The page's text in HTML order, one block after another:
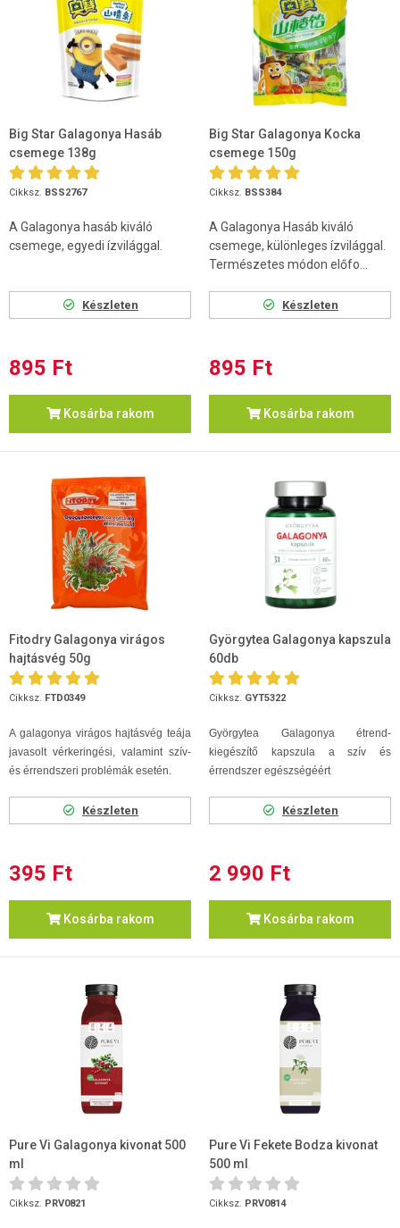
Big Star Galagonya Hasáb
csemege 138g
Cikksz. BSS2767
A Galagonya hasáb kiváló
csemege, egyedi ízvilággal.
Készleten
895 Ft
Kosárba rakom
Big Star Galagonya Kocka
csemege 150g
Cikksz. BSS384
A Galagonya Hasáb kiváló
csemege, különleges ízvilággal.
Természetes módon előfo...
Készleten
895 Ft
Kosárba rakom
Fitodry Galagonya virágos
hajtásvég 50g
Cikksz. FTD0349
A galagonya virágos hajtásvég teája
javasolt vérkeringési, valamint szív-
és érrendszeri problémák esetén.
Készleten
395 Ft
Kosárba rakom
Györgytea Galagonya kapszula
60db
Cikksz. GYT5322
Györgytea Galagonya étrend-
kiegészítő kapszula a szív és
érrendszer egészségéért
Készleten
2 990 Ft
Kosárba rakom
Pure Vi Galagonya kivonat 500
ml
Cikksz. PRV0821
Pure Vi Fekete Bodza kivonat
500 ml
Cikksz. PRV0814